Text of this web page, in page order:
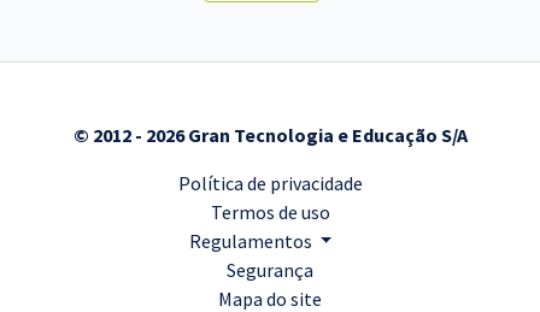
© 2012 - 2026 Gran Tecnologia e Educação S/A
Política de privacidade
Termos de uso
Regulamentos
Segurança
Mapa do site